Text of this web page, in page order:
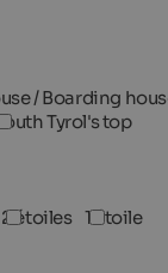
/ Boarding
Tyrol's top
2 étoiles 1 étoile